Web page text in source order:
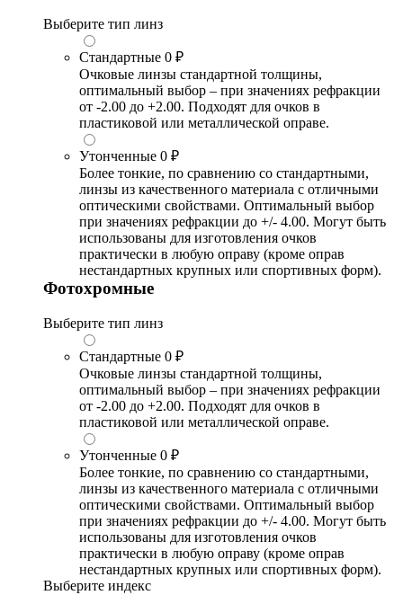
Выберите тип линз
Стандартные 0 ₽
Очковые линзы стандартной толщины,
оптимальный выбор – при значениях рефракции
от -2.00 до +2.00. Подходят для очков в
пластиковой или металлической оправе.
Утонченные 0 ₽
Более тонкие, по сравнению со стандартными,
линзы из качественного материала с отличными
оптическими свойствами. Оптимальный выбор
при значениях рефракции до +/- 4.00. Могут быть
использованы для изготовления очков
практически в любую оправу (кроме оправ
нестандартных крупных или спортивных форм).
Фотохромные
Выберите тип линз
Стандартные 0 ₽
Очковые линзы стандартной толщины,
оптимальный выбор – при значениях рефракции
от -2.00 до +2.00. Подходят для очков в
пластиковой или металлической оправе.
Утонченные 0 ₽
Более тонкие, по сравнению со стандартными,
линзы из качественного материала с отличными
оптическими свойствами. Оптимальный выбор
при значениях рефракции до +/- 4.00. Могут быть
использованы для изготовления очков
практически в любую оправу (кроме оправ
нестандартных крупных или спортивных форм).
Выберите индекс